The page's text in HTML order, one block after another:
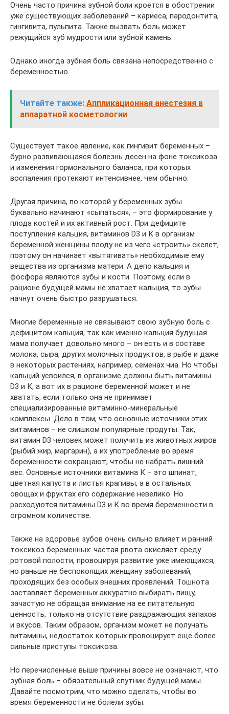
Очень часто причина зубной боли кроется в обострении
уже существующих заболеваний – кариеса, пародонтита,
гингивита, пульпита. Также вызвать боль может
режущийся зуб мудрости или зубной камень.
Однако иногда зубная боль связана непосредственно с
беременностью.
Читайте также: Аппликационная анестезия в
аппаратной косметологии
Существует такое явление, как гингивит беременных –
бурно развивающаяся болезнь десен на фоне токсикоза
и изменения гормонального баланса, при которых
воспаления протекают интенсивнее, чем обычно.
Другая причина, по которой у беременных зубы
буквально начинают «сыпаться», – это формирование у
плода костей и их активный рост. При дефиците
поступления кальция, витаминов D3 и К в организм
беременной женщины плоду не из чего «строить» скелет,
поэтому он начинает «вытягивать» необходимые ему
вещества из организма матери. А депо кальция и
фосфора являются зубы и кости. Поэтому, если в
рационе будущей мамы не хватает кальция, то зубы
начнут очень быстро разрушаться.
Многие беременные не связывают свою зубную боль с
дефицитом кальция, так как именно кальция будущая
мама получает довольно много – он есть и в составе
молока, сыра, других молочных продуктов, в рыбе и даже
в некоторых растениях, например, семенах чиа. Но чтобы
кальций усвоился, в организме должны быть витамины
D3 и К, а вот их в рационе беременной может и не
хватать, если только она не принимает
специализированные витаминно-минеральные
комплексы. Дело в том, что основные источники этих
витаминов – не слишком популярные продуты. Так,
витамин D3 человек может получить из животных жиров
(рыбий жир, маргарин), а их употребление во время
беременности сокращают, чтобы не набрать лишний
вес. Основные источники витамина К – это шпинат,
цветная капуста и листья крапивы, а в остальных
овощах и фруктах его содержание невелико. Но
расходуются витамины D3 и К во время беременности в
огромном количестве.
Также на здоровье зубов очень сильно влияет и ранний
токсикоз беременных: частая рвота окисляет среду
ротовой полости, провоцируя развитие уже имеющихся,
но раньше не беспокоящих женщину заболеваний,
проходящих без особых внешних проявлений. Тошнота
заставляет беременных аккуратно выбирать пищу,
зачастую не обращая внимание на ее питательную
ценность, только на отсутствие раздражающих запахов
и вкусов. Таким образом, организм может не получать
витамины, недостаток которых провоцирует еще более
сильные приступы токсикоза.
Но перечисленные выше причины вовсе не означают, что
зубная боль – обязательный спутник будущей мамы.
Давайте посмотрим, что можно сделать, чтобы во
время беременности не болели зубы.